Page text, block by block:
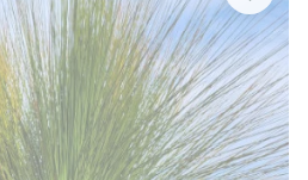
et souvent dentelées
autour d'une tige
peuvent atteindre
long selon l'espèce et
vert vif au bleu-vert,